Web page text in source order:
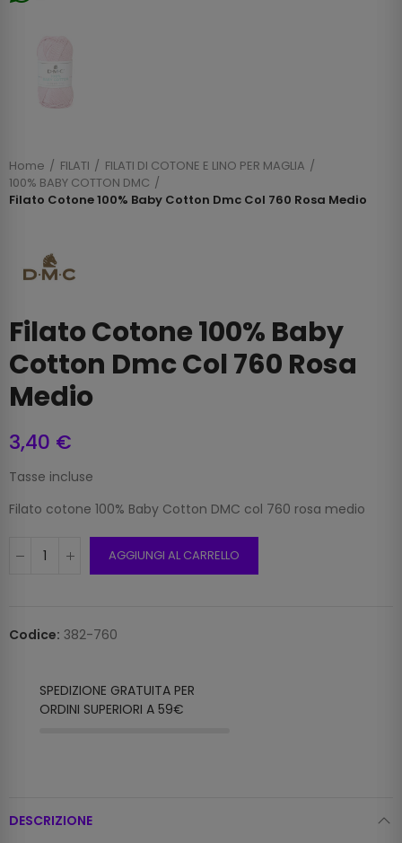
Home FILATI
FILATI DI COTONE E LINO PER MAGLIA
100% BABY COTTON DMC
Filato Cotone 100% Baby Cotton Dmc Col 760 Rosa Medio
Filato Cotone 100% Baby
Cotton Dmc Col 760 Rosa
Medio
3,40 €
Tasse incluse
Filato cotone 100% Baby Cotton DMC col 760 rosa medio
AGGIUNGI AL CARRELLO
Codice: 382-760
SPEDIZIONE GRATUITA PER
ORDINI SUPERIORI A 59€
DESCRIZIONE